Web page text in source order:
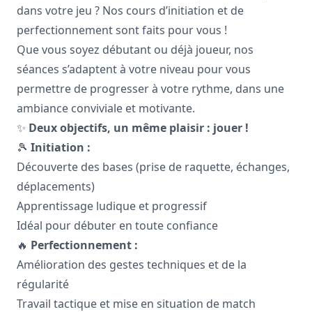
dans votre jeu ? Nos cours d’initiation et de
perfectionnement sont faits pour vous !
Que vous soyez débutant ou déjà joueur, nos
séances s’adaptent à votre niveau pour vous
permettre de progresser à votre rythme, dans une
ambiance conviviale et motivante.
✨ Deux objectifs, un même plaisir : jouer !
🎾 Initiation :
Découverte des bases (prise de raquette, échanges,
déplacements)
Apprentissage ludique et progressif
Idéal pour débuter en toute confiance
🔥 Perfectionnement :
Amélioration des gestes techniques et de la
régularité
Travail tactique et mise en situation de match